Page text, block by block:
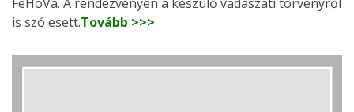
is szó esett.Tovább >>>